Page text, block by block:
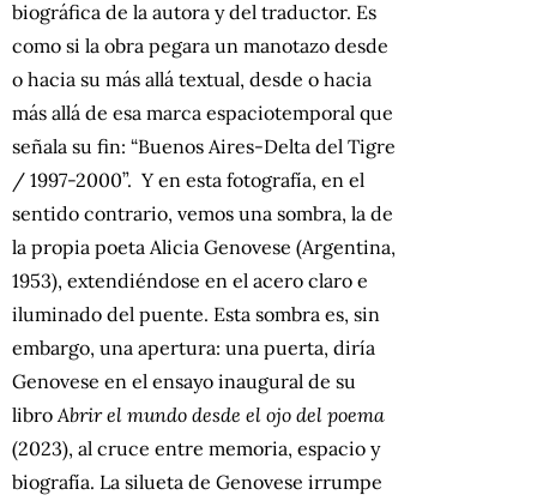
biográfica de la autora y del traductor. Es
como si la obra pegara un manotazo desde
o hacia su más allá textual, desde o hacia
más allá de esa marca espaciotemporal que
señala su fin: “Buenos Aires-Delta del Tigre
/ 1997-2000”. Y en esta fotografía, en el
sentido contrario, vemos una sombra, la de
la propia poeta Alicia Genovese (Argentina,
1953), extendiéndose en el acero claro e
iluminado del puente. Esta sombra es, sin
embargo, una apertura: una puerta, diría
Genovese en el ensayo inaugural de su
libro Abrir el mundo desde el ojo del poema
(2023), al cruce entre memoria, espacio y
biografía. La silueta de Genovese irrumpe